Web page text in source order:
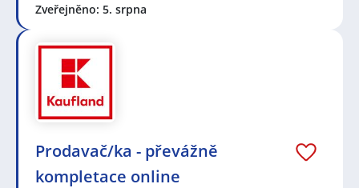
Zveřejněno: 5. srpna
Prodavač/ka - převážně
kompletace online